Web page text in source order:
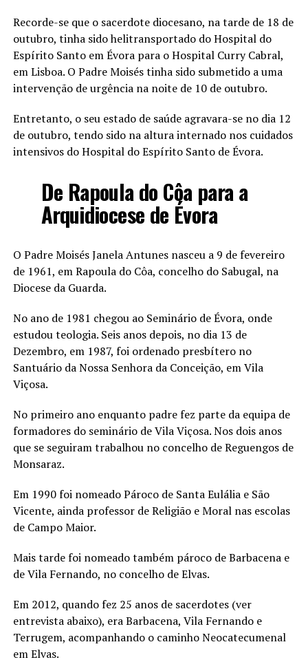
Recorde-se que o sacerdote diocesano, na tarde de 18 de
outubro, tinha sido helitransportado do Hospital do
Espírito Santo em Évora para o Hospital Curry Cabral,
em Lisboa. O Padre Moisés tinha sido submetido a uma
intervenção de urgência na noite de 10 de outubro.
Entretanto, o seu estado de saúde agravara-se no dia 12
de outubro, tendo sido na altura internado nos cuidados
intensivos do Hospital do Espírito Santo de Évora.
De Rapoula do Côa para a
Arquidiocese de Évora
O Padre Moisés Janela Antunes nasceu a 9 de fevereiro
de 1961, em Rapoula do Côa, concelho do Sabugal, na
Diocese da Guarda.
No ano de 1981 chegou ao Seminário de Évora, onde
estudou teologia. Seis anos depois, no dia 13 de
Dezembro, em 1987, foi ordenado presbítero no
Santuário da Nossa Senhora da Conceição, em Vila
Viçosa.
No primeiro ano enquanto padre fez parte da equipa de
formadores do seminário de Vila Viçosa. Nos dois anos
que se seguiram trabalhou no concelho de Reguengos de
Monsaraz.
Em 1990 foi nomeado Pároco de Santa Eulália e São
Vicente, ainda professor de Religião e Moral nas escolas
de Campo Maior.
Mais tarde foi nomeado também pároco de Barbacena e
de Vila Fernando, no concelho de Elvas.
Em 2012, quando fez 25 anos de sacerdotes (ver
entrevista abaixo), era Barbacena, Vila Fernando e
Terrugem, acompanhando o caminho Neocatecumenal
em Elvas.